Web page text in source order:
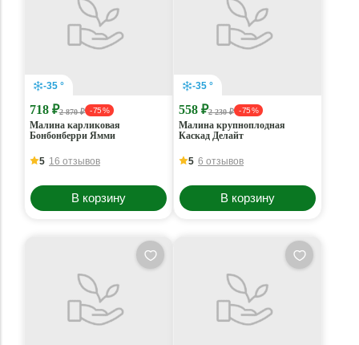
-35 °
718 ₽2 870 ₽ - 75 %
Малина карликовая
Бонбонберри Ямми
5 16 отзывов
В корзину
-35 °
558 ₽2 230 ₽ - 75 %
Малина крупноплодная
Каскад Делайт
5 6 отзывов
В корзину